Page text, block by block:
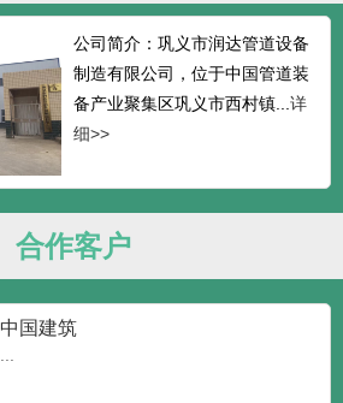
公司简介：巩义市润达管道设备
制造有限公司，位于中国管道装
备产业聚集区巩义市西村镇... 详
细>>
合作客户
中国建筑
...